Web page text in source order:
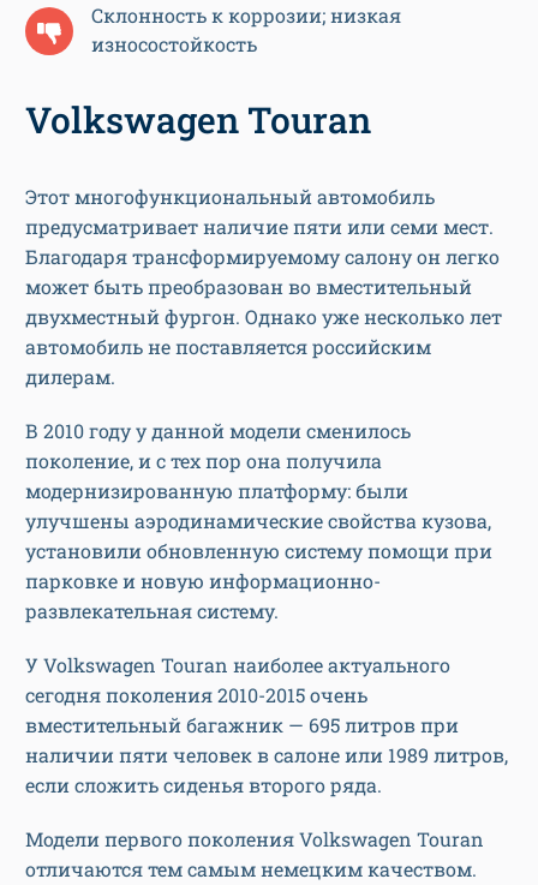
Склонность к коррозии; низкая
износостойкость
Volkswagen Touran
Этот многофункциональный автомобиль
предусматривает наличие пяти или семи мест.
Благодаря трансформируемому салону он легко
может быть преобразован во вместительный
двухместный фургон. Однако уже несколько лет
автомобиль не поставляется российским
дилерам.
В 2010 году у данной модели сменилось
поколение, и с тех пор она получила
модернизированную платформу: были
улучшены аэродинамические свойства кузова,
установили обновленную систему помощи при
парковке и новую информационно-
развлекательная систему.
У Volkswagen Touran наиболее актуального
сегодня поколения 2010-2015 очень
вместительный багажник — 695 литров при
наличии пяти человек в салоне или 1989 литров,
если сложить сиденья второго ряда.
Модели первого поколения Volkswagen Touran
отличаются тем самым немецким качеством.